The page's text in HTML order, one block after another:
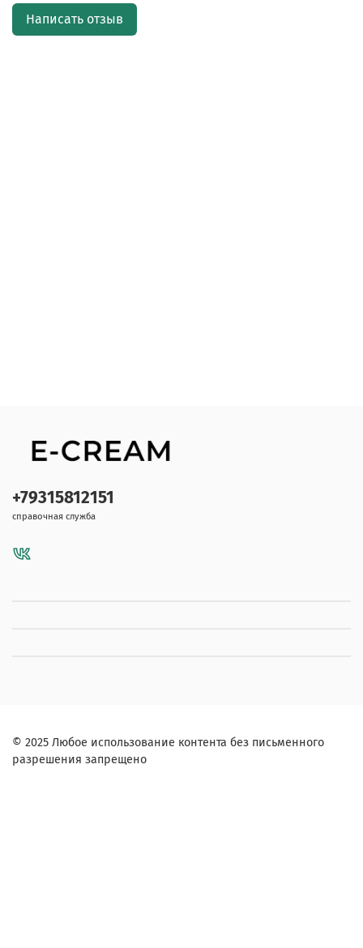
Написать отзыв
+79315812151
справочная служба
© 2025 Любое использование контента без письменного
разрешения запрещено